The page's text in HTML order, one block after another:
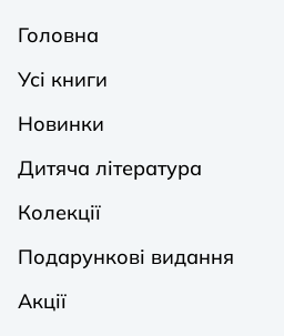
Головна
Усі книги
Новинки
Дитяча література
Колекції
Подарункові видання
Акції